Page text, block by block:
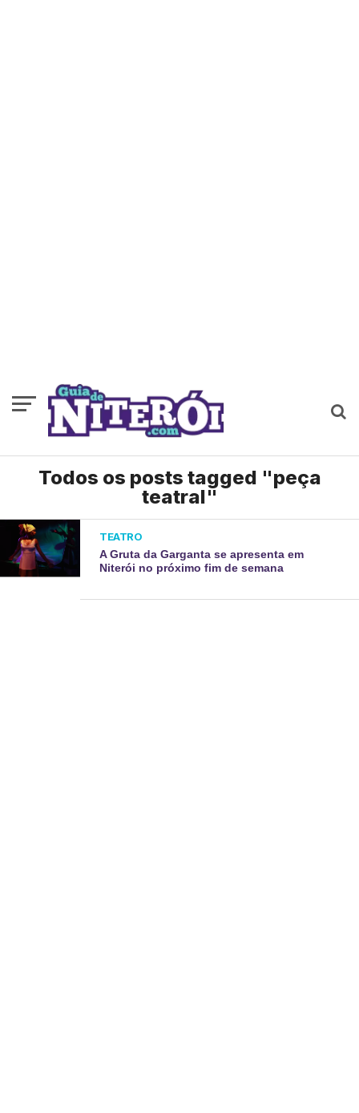
Todos os posts tagged "peça
teatral"
TEATRO
A Gruta da Garganta se apresenta em
Niterói no próximo fim de semana